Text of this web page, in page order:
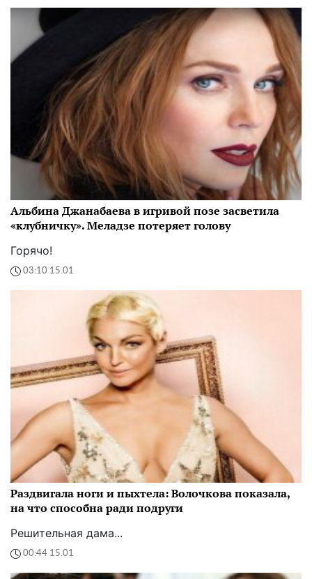
Альбина Джанабаева в игривой позе засветила
«клубничку». Меладзе потеряет голову
Горячо!
03:10 15.01
Раздвигала ноги и пыхтела: Волочкова показала,
на что способна ради подруги
Решительная дама...
00:44 15.01